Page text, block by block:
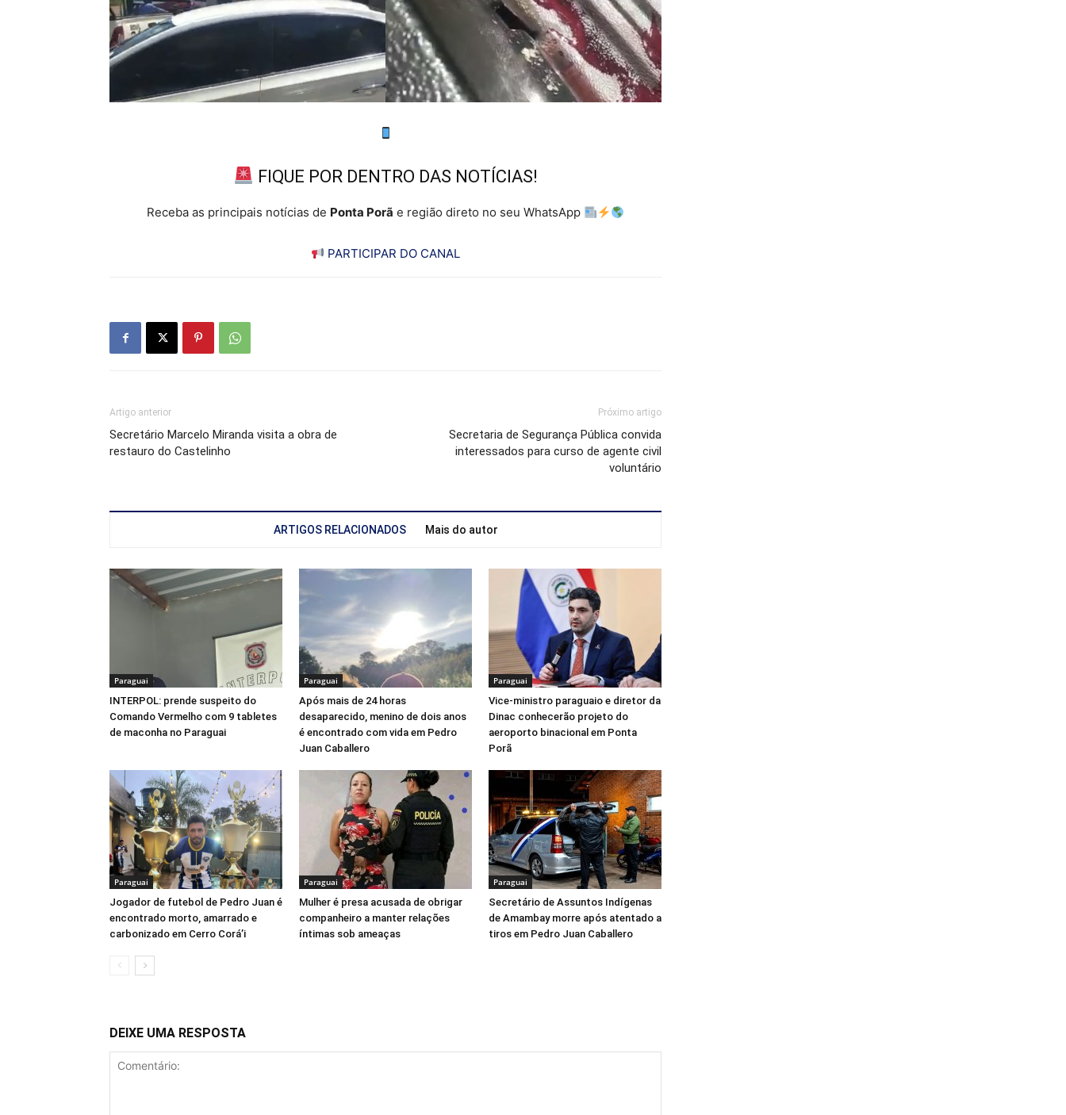
FIQUE POR DENTRO DAS NOTÍCIAS!
Receba as principais notícias de Ponta Porã e região direto no seu WhatsApp
PARTICIPAR DO CANAL
Artigo anterior
Secretário Marcelo Miranda visita a obra de
restauro do Castelinho
Próximo artigo
Secretaria de Segurança Pública convida
interessados para curso de agente civil
voluntário
ARTIGOS RELACIONADOS Mais do autor
Paraguai
INTERPOL: prende suspeito do
Comando Vermelho com 9 tabletes
de maconha no Paraguai
Paraguai
Após mais de 24 horas
desaparecido, menino de dois anos
é encontrado com vida em Pedro
Juan Caballero
Paraguai
Vice-ministro paraguaio e diretor da
Dinac conhecerão projeto do
aeroporto binacional em Ponta
Porã
Paraguai
Jogador de futebol de Pedro Juan é
encontrado morto, amarrado e
carbonizado em Cerro Corá’i
Paraguai
Mulher é presa acusada de obrigar
companheiro a manter relações
íntimas sob ameaças
Paraguai
Secretário de Assuntos Indígenas
de Amambay morre após atentado a
tiros em Pedro Juan Caballero
DEIXE UMA RESPOSTA